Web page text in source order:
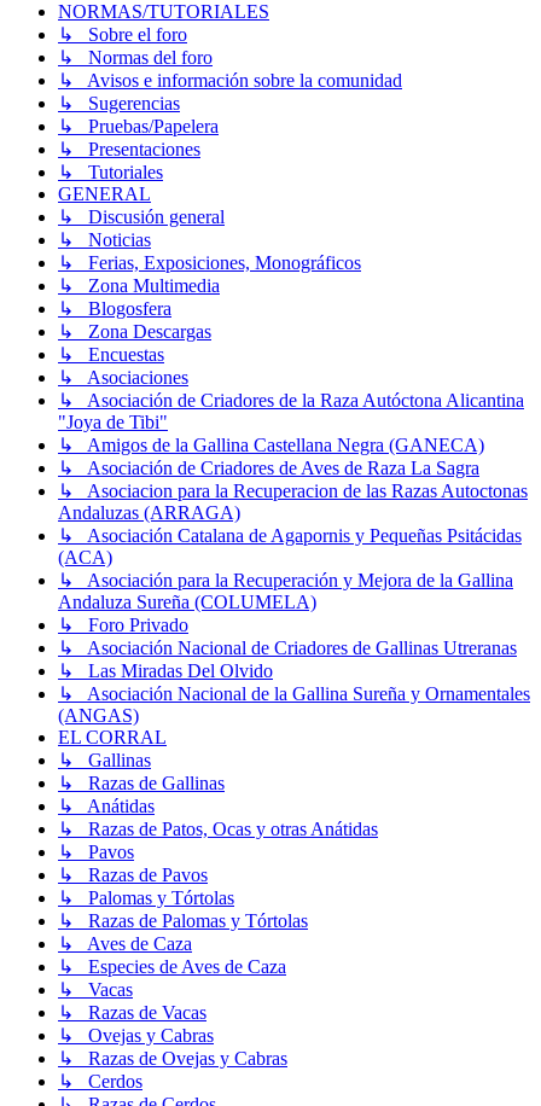
NORMAS/TUTORIALES
↳ Sobre el foro
↳ Normas del foro
↳ Avisos e información sobre la comunidad
↳ Sugerencias
↳ Pruebas/Papelera
↳ Presentaciones
↳ Tutoriales
GENERAL
↳ Discusión general
↳ Noticias
↳ Ferias, Exposiciones, Monográficos
↳ Zona Multimedia
↳ Blogosfera
↳ Zona Descargas
↳ Encuestas
↳ Asociaciones
↳ Asociación de Criadores de la Raza Autóctona Alicantina
"Joya de Tibi"
↳ Amigos de la Gallina Castellana Negra (GANECA)
↳ Asociación de Criadores de Aves de Raza La Sagra
↳ Asociacion para la Recuperacion de las Razas Autoctonas
Andaluzas (ARRAGA)
↳ Asociación Catalana de Agapornis y Pequeñas Psitácidas
(ACA)
↳ Asociación para la Recuperación y Mejora de la Gallina
Andaluza Sureña (COLUMELA)
↳ Foro Privado
↳ Asociación Nacional de Criadores de Gallinas Utreranas
↳ Las Miradas Del Olvido
↳ Asociación Nacional de la Gallina Sureña y Ornamentales
(ANGAS)
EL CORRAL
↳ Gallinas
↳ Razas de Gallinas
↳ Anátidas
↳ Razas de Patos, Ocas y otras Anátidas
↳ Pavos
↳ Razas de Pavos
↳ Palomas y Tórtolas
↳ Razas de Palomas y Tórtolas
↳ Aves de Caza
↳ Especies de Aves de Caza
↳ Vacas
↳ Razas de Vacas
↳ Ovejas y Cabras
↳ Razas de Ovejas y Cabras
↳ Cerdos